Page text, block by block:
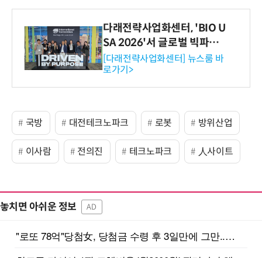
다래전략사업화센터, 'BIO U
SA 2026'서 글로벌 빅파마
와의 비즈니스 미팅 지원…K
-바이오 해외 진출 교두보 확
보
[다래전략사업화센터] 뉴스룸 바
로가기>
국방 대전테크노파크 로봇 방위산업
이사람 전의진 테크노파크 人사이트
놓치면 아쉬운 정보 AD